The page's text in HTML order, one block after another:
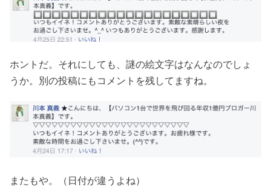
ホントだ。それにしても、謎の絵文字はなんなのでしょ
うか。別の投稿にもコメントを残してますね。
またもや。（日付が違うよね）